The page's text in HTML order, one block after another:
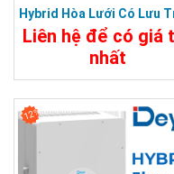
Hybrid Hòa Lưới Có Lưu
DEYE 8KW 1 Pha
Liên hệ để có giá
nhất
12%